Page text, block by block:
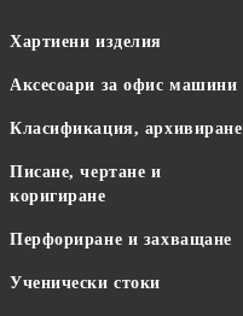
Хартиени изделия
Аксесоари за офис машини
Класификация, архивиране
Писане, чертане и
коригиране
Перфориране и захващане
Ученически стоки